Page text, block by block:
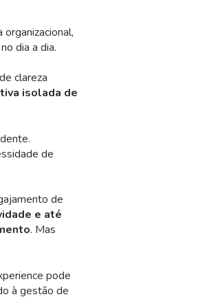
dia a dia.
clareza
isolada de
de
de
e até
. Mas
pode
à gestão de